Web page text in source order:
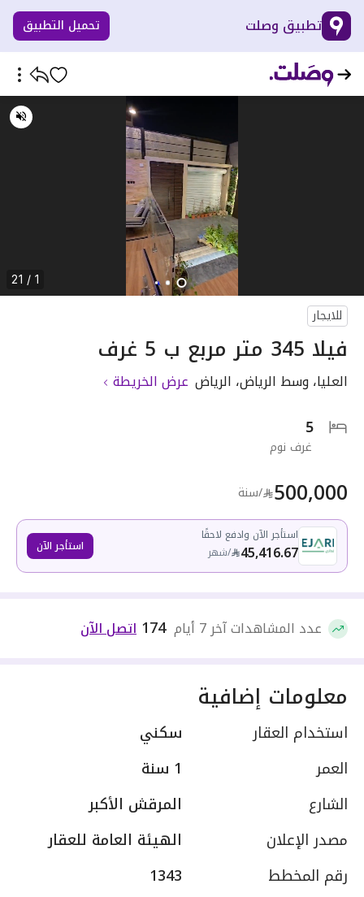
تطبيق وصلت تحميل التطبيق
1 / 21
للايجار
فيلا 345 متر مربع ب 5 غرف
العليا، وسط الرياض، الرياض عرض الخريطة
5
غرف نوم
500,000 /سنة
استأجر الآن وادفع لاحقًا
45,416.67
/شهر استأجر الآن
عدد المشاهدات آخر 7 أيام 174 اتصل الآن
معلومات إضافية
استخدام العقار
سكني
العمر
1 سنة
الشارع
المرقش الأكبر
مصدر الإعلان
الهيئة العامة للعقار
رقم المخطط
1343